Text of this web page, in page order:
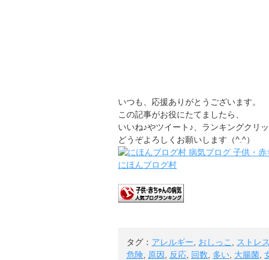
いつも、応援ありがとうございます。
この記事がお役にたてましたら、
いいね♪やツイート♪、ランキングクリッ
どうぞよろしくお願いします（^.^）
にほんブログ村
タグ： アレルギー おしっこ ストレス
危険
原因 反応 回数 多い 大腸菌